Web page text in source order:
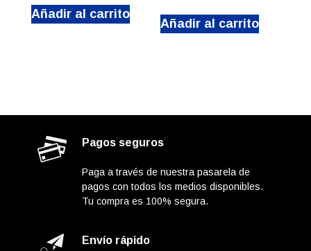
Añadir al carrito
Añadir al carrito
Pagos seguros
Paga a través de nuestra pasarela de
pagos con todos los medios disponibles.
Tu compra es 100% segura.
Envío rápido